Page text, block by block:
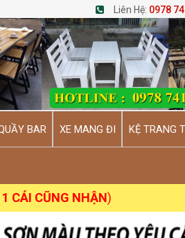
Liên Hệ: 0978
BAR XE MANG ĐI KỆ TRANG
NHẬN)